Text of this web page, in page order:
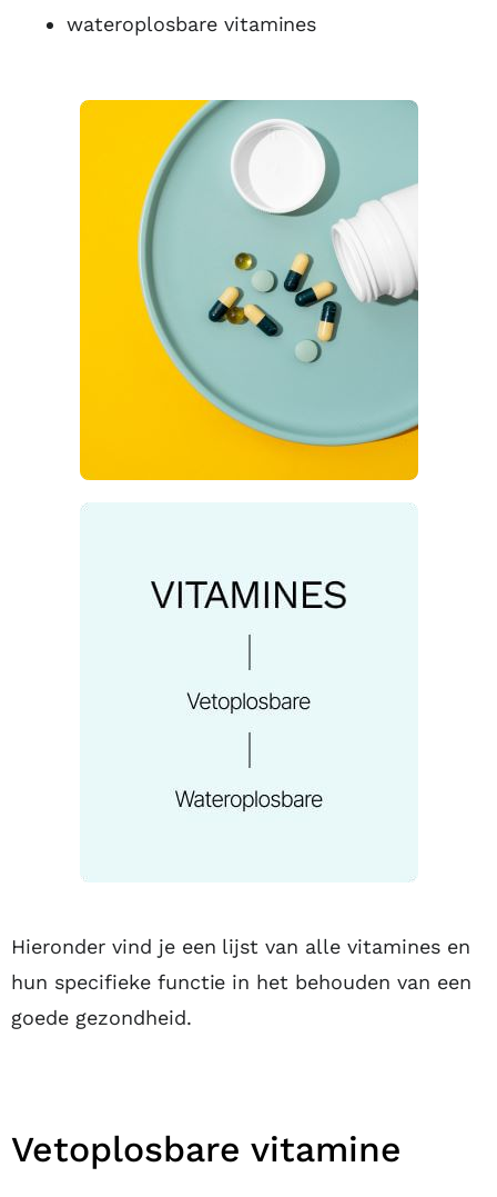
wateroplosbare vitamines
Hieronder vind je een lijst van alle vitamines en
hun specifieke functie in het behouden van een
goede gezondheid.
Vetoplosbare vitamine